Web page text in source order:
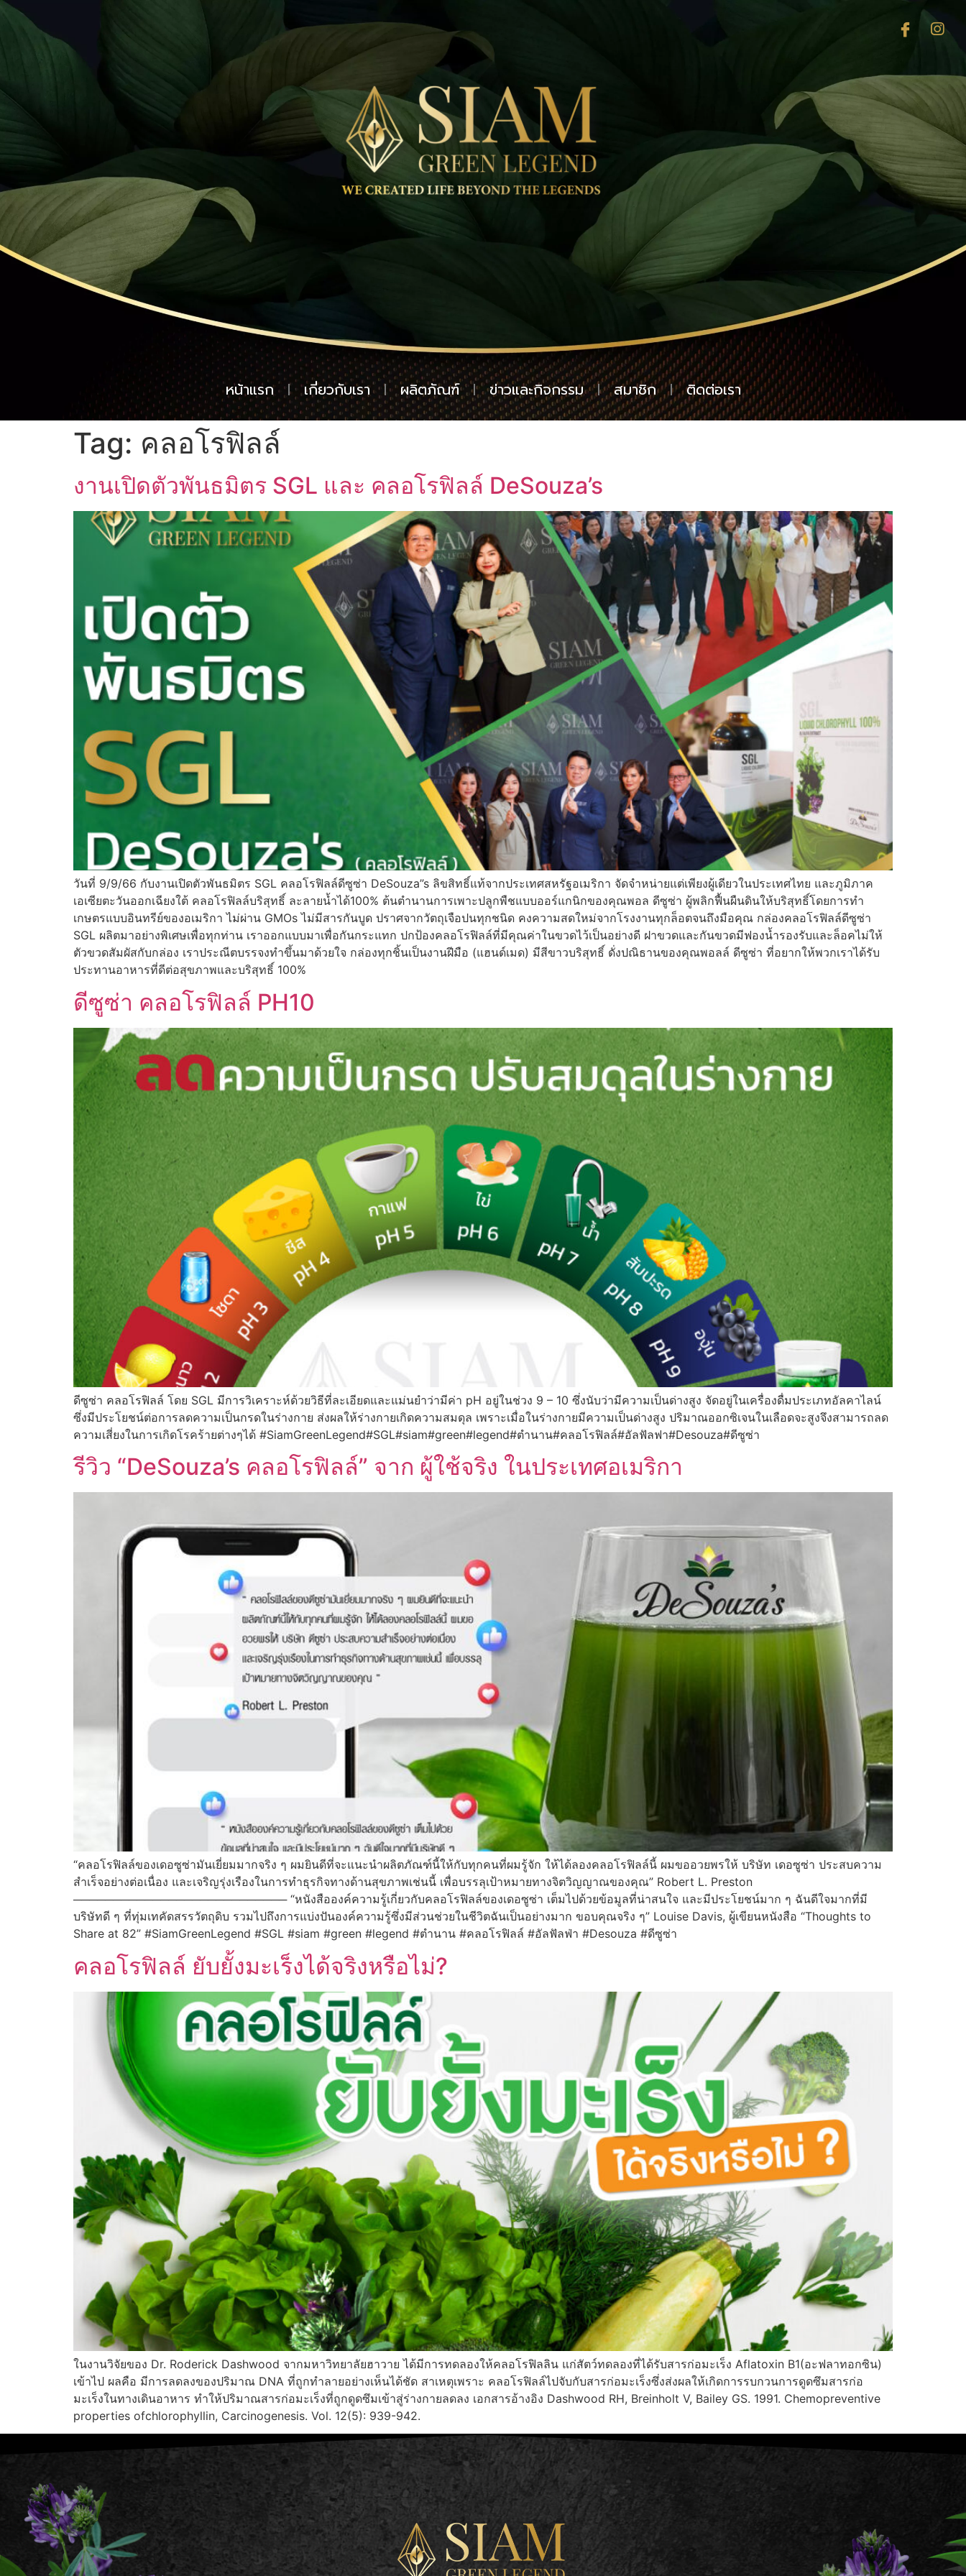
หน้าแรก เกี่ยวกับเรา ผลิตภัณฑ์ ข่าวและกิจกรรม สมาชิก ติดต่อเรา
Tag: คลอโรฟิลล์
งานเปิดตัวพันธมิตร SGL และ คลอโรฟิลล์ DeSouza’s
วันที่ 9/9/66 กับงานเปิดตัวพันธมิตร SGL คลอโรฟิลล์ดีซูซ่า DeSouza”s ลิขสิทธิ์แท้จากประเทศสหรัฐอเมริกา จัดจำหน่ายแต่เพียงผู้เดียวในประเทศไทย และภูมิภาค
เอเซียตะวันออกเฉียงใต้ คลอโรฟิลล์บริสุทธิ์ ละลายน้ำได้100% ต้นตำนานการเพาะปลูกพืชแบบออร์แกนิกของคุณพอล ดีซูซ่า ผู้พลิกฟื้นผืนดินให้บริสุทธิ์โดยการทำ
เกษตรแบบอินทรีย์ของอเมริกา ไม่ผ่าน GMOs ไม่มีสารกันบูด ปราศจากวัตถุเจือปนทุกชนิด คงความสดใหม่จากโรงงานทุกล็อตจนถึงมือคุณ กล่องคลอโรฟิลล์ดีซูซ่า
SGL ผลิตมาอย่างพิเศษเพื่อทุกท่าน เราออกแบบมาเพื่อกันกระแทก ปกป้องคลอโรฟิลล์ที่มีคุณค่าในขวดไว้เป็นอย่างดี ฝาขวดและกันขวดมีฟองน้ำรองรับและล็อคไม่ให้
ตัวขวดสัมผัสกับกล่อง เราประณีตบรรจงทำขึ้นมาด้วยใจ กล่องทุกชิ้นเป็นงานฝีมือ (แฮนด์เมด) มีสีขาวบริสุทธิ์ ดั่งปณิธานของคุณพอลล์ ดีซูซ่า ที่อยากให้พวกเราได้รับ
ประทานอาหารที่ดีต่อสุขภาพและบริสุทธิ์ 100%
ดีซูซ่า คลอโรฟิลล์ PH10
ดีซูซ่า คลอโรฟิลล์ โดย SGL มีการวิเคราะห์ด้วยวิธีที่ละเอียดและแม่นยำว่ามีค่า pH อยู่ในช่วง 9 – 10 ซึ่งนับว่ามีความเป็นด่างสูง จัดอยู่ในเครื่องดื่มประเภทอัลคาไลน์
ซึ่งมีประโยชน์ต่อการลดความเป็นกรดในร่างกาย ส่งผลให้ร่างกายเกิดความสมดุล เพราะเมื่อในร่างกายมีความเป็นด่างสูง ปริมาณออกซิเจนในเลือดจะสูงจึงสามารถลด
ความเสี่ยงในการเกิดโรคร้ายต่างๆได้ #SiamGreenLegend#SGL#siam#green#legend#ตำนาน#คลอโรฟิลล์#อัลฟัลฟา#Desouza#ดีซูซ่า
รีวิว “DeSouza’s คลอโรฟิลล์” จาก ผู้ใช้จริง ในประเทศอเมริกา
“คลอโรฟิลล์ของเดอซูซ่ามันเยี่ยมมากจริง ๆ ผมยินดีที่จะแนะนำผลิตภัณฑ์นี้ให้กับทุกคนที่ผมรู้จัก ให้ได้ลองคลอโรฟิลล์นี้ ผมขออวยพรให้ บริษัท เดอซูซ่า ประสบความ
สำเร็จอย่างต่อเนื่อง และเจริญรุ่งเรืองในการทำธุรกิจทางด้านสุขภาพเช่นนี้ เพื่อบรรลุเป้าหมายทางจิตวิญญาณของคุณ” Robert L. Preston
─────────────────────────── “หนังสือองค์ความรู้เกี่ยวกับคลอโรฟิลล์ของเดอซูซ่า เต็มไปด้วยข้อมูลที่น่าสนใจ และมีประโยชน์มาก ๆ ฉันดีใจมากที่มี
บริษัทดี ๆ ที่ทุ่มเทคัดสรรวัตถุดิบ รวมไปถึงการแบ่งปันองค์ความรู้ซึ่งมีส่วนช่วยในชีวิตฉันเป็นอย่างมาก ขอบคุณจริง ๆ” Louise Davis, ผู้เขียนหนังสือ “Thoughts to
Share at 82” #SiamGreenLegend #SGL #siam #green #legend #ตำนาน #คลอโรฟิลล์ #อัลฟัลฟ่า #Desouza #ดีซูซ่า
คลอโรฟิลล์ ยับยั้งมะเร็งได้จริงหรือไม่?
ในงานวิจัยของ Dr. Roderick Dashwood จากมหาวิทยาลัยฮาวาย ได้มีการทดลองให้คลอโรฟิลลิน แก่สัตว์ทดลองที่ได้รับสารก่อมะเร็ง Aflatoxin B1(อะฟลาทอกซิน)
เข้าไป ผลคือ มีการลดลงของปริมาณ DNA ที่ถูกทำลายอย่างเห็นได้ชัด สาเหตุเพราะ คลอโรฟิลล์ไปจับกับสารก่อมะเร็งซึ่งส่งผลให้เกิดการรบกวนการดูดซึมสารก่อ
มะเร็งในทางเดินอาหาร ทำให้ปริมาณสารก่อมะเร็งที่ถูกดูดซึมเข้าสู่ร่างกายลดลง เอกสารอ้างอิง Dashwood RH, Breinholt V, Bailey GS. 1991. Chemopreventive
properties ofchlorophyllin, Carcinogenesis. Vol. 12(5): 939-942.